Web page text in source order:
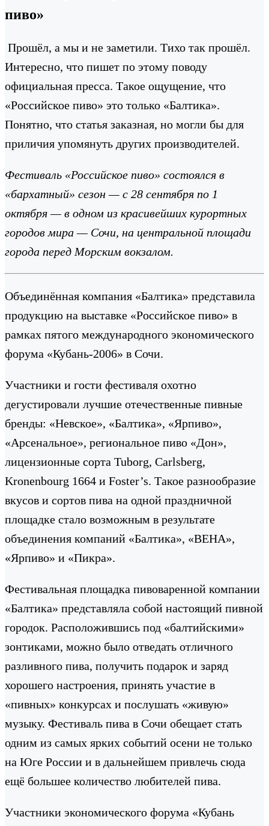
пиво»
Прошёл, а мы и не заметили. Тихо так прошёл.
Интересно, что пишет по этому поводу
официальная пресса. Такое ощущение, что
«Российское пиво» это только «Балтика».
Понятно, что статья заказная, но могли бы для
приличия упомянуть других производителей.
Фестиваль «Российское пиво» состоялся в
«бархатный» сезон — с 28 сентября по 1
октября — в одном из красивейших курортных
городов мира — Сочи, на центральной площади
города перед Морским вокзалом.
Объединённая компания «Балтика» представила
продукцию на выставке «Российское пиво» в
рамках пятого международного экономического
форума «Кубань-2006» в Сочи.
Участники и гости фестиваля охотно
дегустировали лучшие отечественные пивные
бренды: «Невское», «Балтика», «Ярпиво»,
«Арсенальное», региональное пиво «Дон»,
лицензионные сорта Tuborg, Carlsberg,
Kronenbourg 1664 и Foster’s. Такое разнообразие
вкусов и сортов пива на одной праздничной
площадке стало возможным в результате
объединения компаний «Балтика», «ВЕНА»,
«Ярпиво» и «Пикра».
Фестивальная площадка пивоваренной компании
«Балтика» представляла собой настоящий пивной
городок. Расположившись под «балтийскими»
зонтиками, можно было отведать отличного
разливного пива, получить подарок и заряд
хорошего настроения, принять участие в
«пивных» конкурсах и послушать «живую»
музыку. Фестиваль пива в Сочи обещает стать
одним из самых ярких событий осени не только
на Юге России и в дальнейшем привлечь сюда
ещё большее количество любителей пива.
Участники экономического форума «Кубань